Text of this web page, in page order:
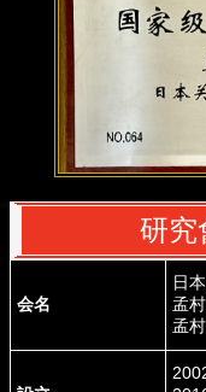
研
会名
日
孟
孟